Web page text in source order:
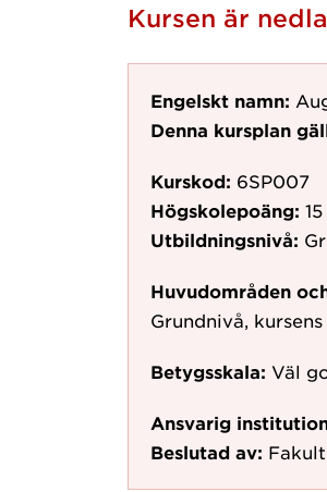
Kursen är
Engelskt namn:
Denna kursplan
Kurskod: 6SP007
Högskolepoäng: 15
Utbildningsnivå:
Huvudområden
Grundnivå,
Betygsskala: Väl
Ansvarig
Beslutad av: